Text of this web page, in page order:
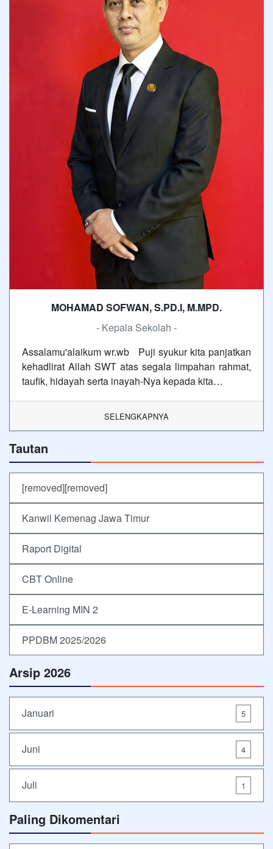
MOHAMAD SOFWAN, S.PD.I, M.MPD.
- Kepala Sekolah -
Assalamu'alaikum wr.wb Puji syukur kita panjatkan
kehadlirat Allah SWT atas segala limpahan rahmat,
taufik, hidayah serta inayah-Nya kepada kita…
SELENGKAPNYA
Tautan
[removed][removed]
Kanwil Kemenag Jawa Timur
Raport Digital
CBT Online
E-Learning MIN 2
PPDBM 2025/2026
Arsip 2026
Januari 5
Juni 4
Juli 1
Paling Dikomentari